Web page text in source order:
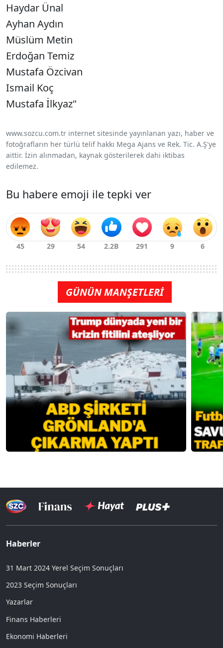
Haydar Ünal
Ayhan Aydın
Müslüm Metin
Erdoğan Temiz
Mustafa Özcivan
Ismail Koç
Mustafa İlkyaz"
www.sozcu.com.tr internet sitesinde yayınlanan yazı, haber ve
fotoğrafların her türlü telif hakkı Mega Ajans ve Rek. Tic. A.Ş'ye
aittir. İzin alınmadan, kaynak gösterilerek dahi iktibas
edilemez.
Bu habere emoji ile tepki ver
GÜNÜN MANŞETLERİ
Haberler
31 Mart 2024 Yerel Seçim Sonuçları
2023 Seçim Sonuçları
Yazarlar
Finans Haberleri
Ekonomi Haberleri